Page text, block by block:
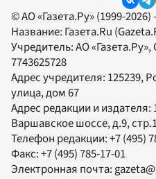
© АО «Газета.Ру» (1999-
Название: Газета.Ru
Учредитель:АО «Газета.Ру»,
7743625728
Адрес учредителя: 125239,
улица, дом 67
Адрес редакции и издателя:
Варшавское шоссе, д.9,
Телефон редакции:+7 (495)
Факс:+7 (495) 785-17-01
Электронная почта: